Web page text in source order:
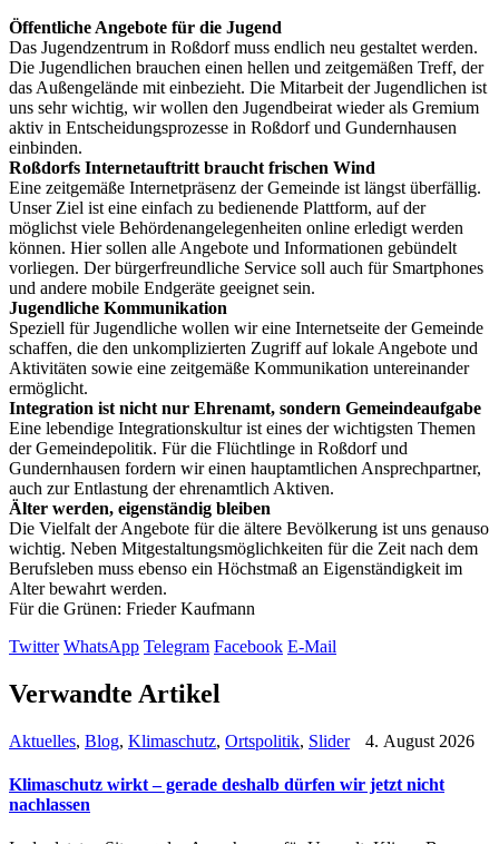
Öffentliche Angebote für die Jugend
Das Jugendzentrum in Roßdorf muss endlich neu gestaltet werden.
Die Jugendlichen brauchen einen hellen und zeitgemäßen Treff, der
das Außengelände mit einbezieht. Die Mitarbeit der Jugendlichen ist
uns sehr wichtig, wir wollen den Jugendbeirat wieder als Gremium
aktiv in Entscheidungsprozesse in Roßdorf und Gundernhausen
einbinden.
Roßdorfs Internetauftritt braucht frischen Wind
Eine zeitgemäße Internetpräsenz der Gemeinde ist längst überfällig.
Unser Ziel ist eine einfach zu bedienende Plattform, auf der
möglichst viele Behördenangelegenheiten online erledigt werden
können. Hier sollen alle Angebote und Informationen gebündelt
vorliegen. Der bürgerfreundliche Service soll auch für Smartphones
und andere mobile Endgeräte geeignet sein.
Jugendliche Kommunikation
Speziell für Jugendliche wollen wir eine Internetseite der Gemeinde
schaffen, die den unkomplizierten Zugriff auf lokale Angebote und
Aktivitäten sowie eine zeitgemäße Kommunikation untereinander
ermöglicht.
Integration ist nicht nur Ehrenamt, sondern Gemeindeaufgabe
Eine lebendige Integrationskultur ist eines der wichtigsten Themen
der Gemeindepolitik. Für die Flüchtlinge in Roßdorf und
Gundernhausen fordern wir einen hauptamtlichen Ansprechpartner,
auch zur Entlastung der ehrenamtlich Aktiven.
Älter werden, eigenständig bleiben
Die Vielfalt der Angebote für die ältere Bevölkerung ist uns genauso
wichtig. Neben Mitgestaltungsmöglichkeiten für die Zeit nach dem
Berufsleben muss ebenso ein Höchstmaß an Eigenständigkeit im
Alter bewahrt werden.
Für die Grünen: Frieder Kaufmann
Twitter WhatsApp Telegram Facebook E-Mail
Verwandte Artikel
Aktuelles, Blog, Klimaschutz, Ortspolitik, Slider 4. August 2026
Klimaschutz wirkt – gerade deshalb dürfen wir jetzt nicht
nachlassen